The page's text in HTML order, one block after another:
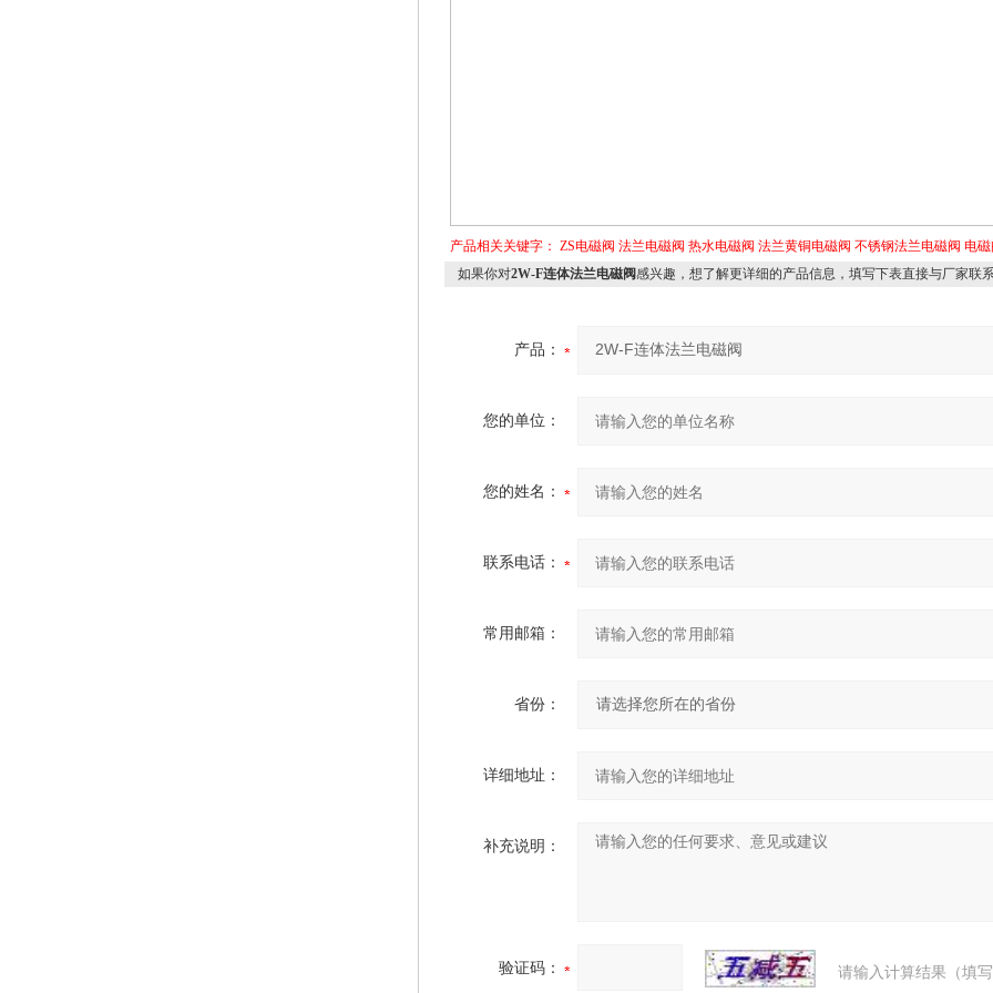
产品相关关键字： ZS电磁阀 法兰电磁阀 热水电磁阀 法兰黄铜电磁阀 不锈钢法兰电磁阀 电磁
如果你对2W-F连体法兰电磁阀感兴趣，想了解更详细的产品信息，填写下表直接与厂家联系
产品：
您的单位：
您的姓名：
联系电话：
常用邮箱：
省份：
详细地址：
补充说明：
验证码： 请输入计算结果（填